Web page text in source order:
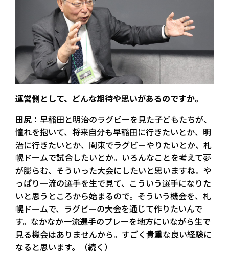
――運営側として、どんな期待や思いがあるのですか。
田尻： 早稲田と明治のラグビーを見た子どもたちが、
憧れを抱いて、将来自分も早稲田に行きたいとか、明
治に行きたいとか、関東でラグビーやりたいとか、札
幌ドームで試合したいとか。いろんなことを考えて夢
が膨らむ、そういった大会にしたいと思いますね。や
っぱり一流の選手を生で見て、こういう選手になりた
いと思うところから始まるので。そういう機会を、札
幌ドームで、ラグビーの大会を通じて作りたいんで
す。なかなか一流選手のプレーを地方にいながら生で
見る機会はありませんから。すごく貴重な良い経験に
なると思います。（続く）